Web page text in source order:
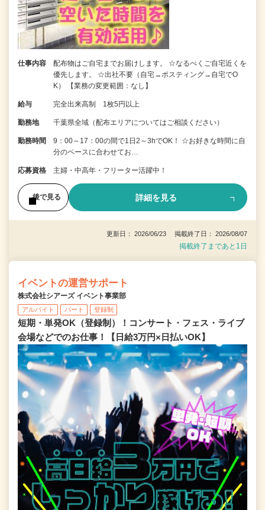
仕事内容
配布物はご自宅までお届けします。 ☆なるべくご自宅近くを
優先します。 ☆出社不要（自宅→ポスティング→自宅でO
K） 【業務の変更範囲：なし】
給与 完全出来高制 1枚5円以上
勤務地 千葉県全域（配布エリアについてはご相談ください）
勤務時間
9：00～17：00の間で1日2～3hでOK！ ☆お好きな時間に自
分のペースに合わせてお…
応募資格 主婦・中高年・フリーター活躍中！
後で見る 詳細を見る
更新日： 2026/06/23 掲載終了日： 2026/08/07
掲載終了まであと1日
イベントの運営サポート
株式会社シアーズ イベント事業部
アルバイト パート 登録制
短期・単発OK（登録制）！コンサート・フェス・ライブ
会場などでのお仕事！【日給3万円×日払いOK】